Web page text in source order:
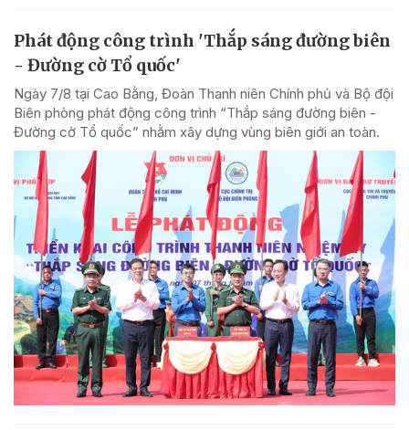
Phát động công trình 'Thắp sáng đường biên
- Đường cờ Tổ quốc'
Ngày 7/8 tại Cao Bằng, Đoàn Thanh niên Chính phủ và Bộ đội
Biên phòng phát động công trình “Thắp sáng đường biên -
Đường cờ Tổ quốc” nhằm xây dựng vùng biên giới an toàn.